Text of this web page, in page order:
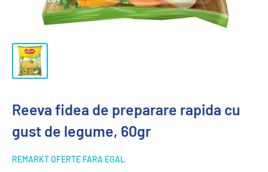
Reeva fidea de preparare rapida cu
gust de legume, 60gr
REMARKT OFERTE FARA EGAL